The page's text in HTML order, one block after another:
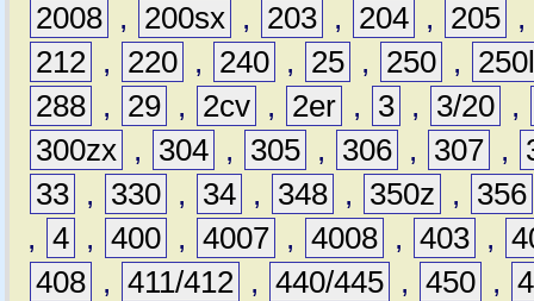
2008 , 200sx , 203 , 204 , 205 ,
212 , 220 , 240 , 25 , 250 ,
288 , 29 , 2cv , 2er , 3 , 3/20 ,
300zx , 304 , 305 , 306 , 307 ,
33 , 330 , 34 , 348 , 350z ,
356
, 4 , 400 , 4007 , 4008 , 403 ,
408 , 411/412 , 440/445 , 450 ,